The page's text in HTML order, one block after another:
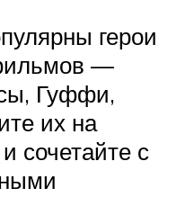
герои
—
Гуффи,
их на
сочетайте с